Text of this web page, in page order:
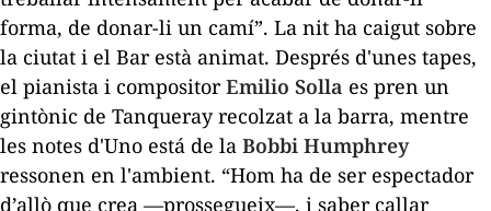
forma, de donar-li un camí”. La nit ha caigut sobre
la ciutat i el Bar està animat. Després d'unes tapes,
el pianista i compositorEmilio Solla es pren un
gintònic de Tanqueray recolzat a la barra, mentre
les notes d'Uno está de la Bobbi Humphrey
ressonen en l'ambient. “Hom ha de ser espectador
d’allò que crea —prossegueix—, i saber callar